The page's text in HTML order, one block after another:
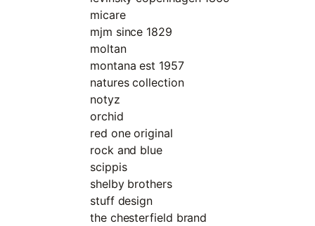
micare
mjm since 1829
moltan
montana est 1957
natures collection
notyz
orchid
red one original
rock and blue
scippis
shelby brothers
stuff design
the chesterfield brand